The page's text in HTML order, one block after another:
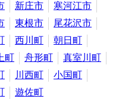
新庄市
寒河江市
東根市
尾花沢市
西川町
朝日町
町 舟形町
真室川町
川西町
小国町
遊佐町